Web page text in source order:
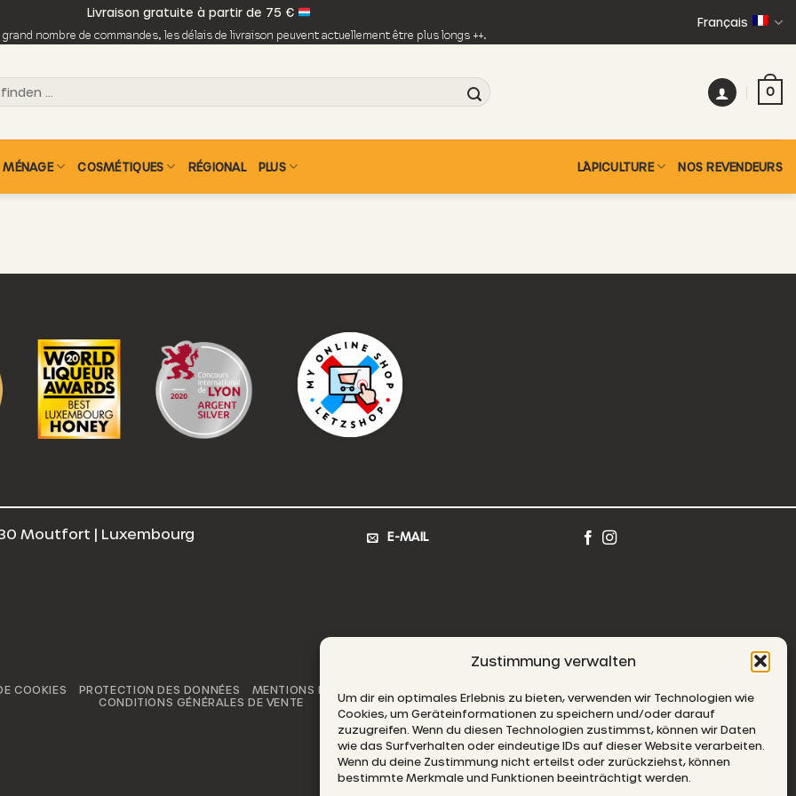
Zustimmung verwalten
Um dir ein optimales Erlebnis zu bieten, verwenden wir Technologien wie
Cookies, um Geräteinformationen zu speichern und/oder darauf
zuzugreifen. Wenn du diesen Technologien zustimmst, können wir Daten
wie das Surfverhalten oder eindeutige IDs auf dieser Website verarbeiten.
Wenn du deine Zustimmung nicht erteilst oder zurückziehst, können
bestimmte Merkmale und Funktionen beeinträchtigt werden.
Livraison gratuite à partir de 75 €
grand nombre de commandes, les délais de livraison peuvent actuellement être plus longs ++.
Français
0
MÉNAGE COSMÉTIQUES RÉGIONAL PLUS L´APICULTURE NOS REVENDEURS
Moutfort | Luxembourg E-MAIL
COOKIES PROTECTION DES DONNÉES MENTIONS LÉGALES
CONDITIONS GÉNÉRALES DE VENTE